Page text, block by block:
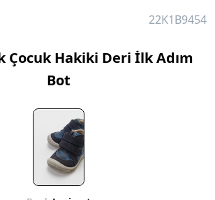
22K1B9454
Çocuk Hakiki Deri İlk Adım
Bot